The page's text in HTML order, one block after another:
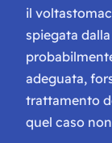
il
spiegata
adeguata,
trattamento
quel caso